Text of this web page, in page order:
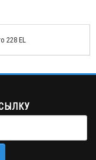
228 EL